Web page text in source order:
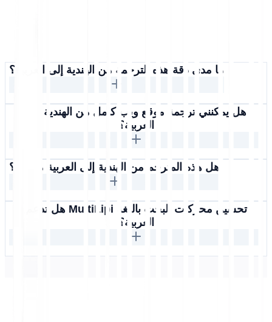
ما مدى دقة هذه الترجمة من الهندية إلى العربية؟
هل يمكنني ترجمة موقع ويب كامل من الهندية إلى
العربية؟
هل هذه المترجم من الهندية إلى العربية مجاني؟
هل تدعم MultiLipi تحسين محركات البحث باللغة
العربية؟